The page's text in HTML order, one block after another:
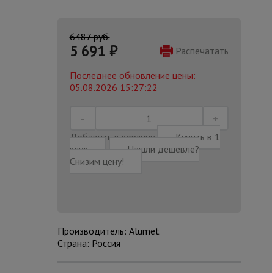
6487 руб.
5 691 ₽
Распечатать
Последнее обновление цены:
05.08.2026 15:27:22
Добавить в корзину
Купить в 1
клик
Нашли дешевле?
Снизим цену!
Производитель: Alumet
Страна: Россия